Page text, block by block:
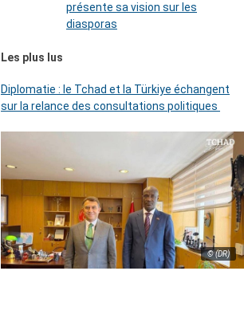
présente sa vision sur les
diasporas
Les plus lus
Diplomatie : le Tchad et la Türkiye échangent
sur la relance des consultations politiques
© (DR)